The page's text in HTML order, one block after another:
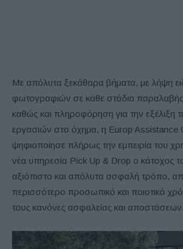
Με απόλυτα ξεκάθαρα βήματα, με λήψη
φωτογραφιών σε κάθε στάδιο
καθώς και πληροφόρηση για την εξέλιξη
εργασιών στο όχημα, η Europ Assistance
ψηφιοποίησε πλήρως την εμπειρία του
νέα υπηρεσία Pick Up & Drop ο κάτοχος
αξιόπιστο και απόλυτα ασφαλή τρόπο,
περισσότερο προσωπικό και ποιοτικό
τους κανόνες ασφαλείας και αποστάσεων.